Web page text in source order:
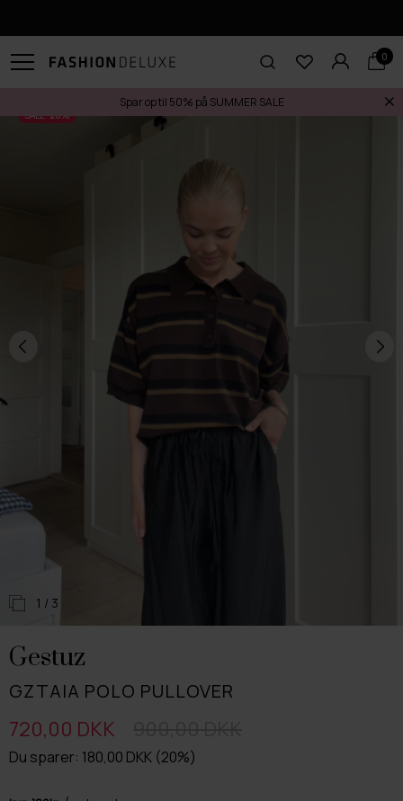
0
Spar op til 50% på SUMMER SALE
SALE -20%
1 / 3
Gestuz
GZTAIA POLO PULLOVER
Du sparer: 180,00 DKK (20%)
720,00 DKK